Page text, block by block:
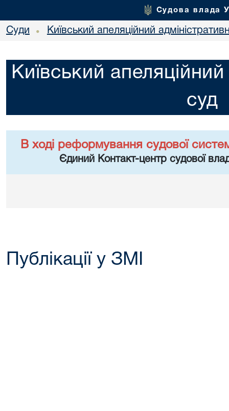
Судова влада
Суди • Київський апеляційний
Київський
суд
В ході реформування судової
Єдиний Контакт-центр судової
Публікації у ЗМІ